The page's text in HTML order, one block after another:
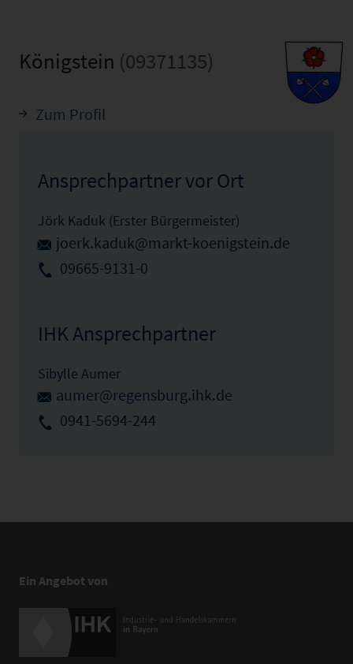
Königstein (09371135)
Zum Profil
Ansprechpartner vor Ort
Jörk Kaduk (Erster Bürgermeister)
joerk.kaduk@markt-koenigstein.de
09665-9131-0
IHK Ansprechpartner
Sibylle Aumer
aumer@regensburg.ihk.de
0941-5694-244
Ein Angebot von